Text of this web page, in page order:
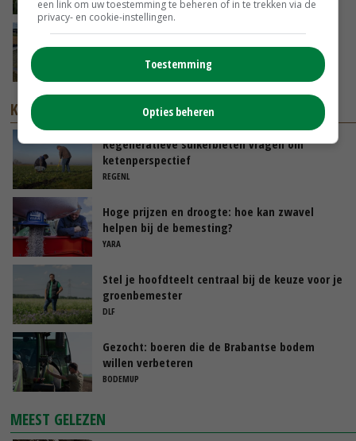
Droogte veroorzaakt steeds meer problemen:
‘Bassin afgelopen week al leeg’
KENNISPARTNERS
Regeneratieve suikerbieten vragen om
ketenperspectief
REGENL
Hoge prijzen en droogte: hoe kan zwavel
helpen bij de bemesting?
YARA
Stel je hoofdteelt centraal bij de keuze voor je
groenbemester
DLF
Gezocht: boeren die de Brabantse bodem
willen verbeteren
BODEMUP
MEEST GELEZEN
een link om uw toestemming te beheren of in te trekken via de
privacy- en cookie-instellingen.
Toestemming
Opties beheren